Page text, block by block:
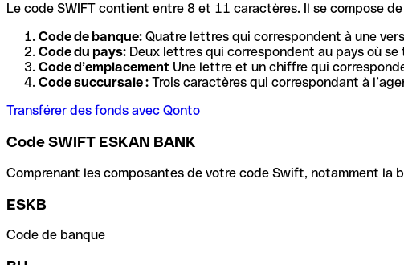
Le code SWIFT contient entre 8 et 11 caractères. Il se compose de
Code de banque: Quatre lettres qui correspondent à une
Code du pays: Deux lettres qui correspondent au pays où se
Code d’emplacement Une lettre et un chiffre qui
Code succursale : Trois caractères qui correspondant à
Transférer des fonds avec Qonto
Code SWIFT ESKAN BANK
Comprenant les composantes de votre code Swift, notamment la
ESKB
Code de banque